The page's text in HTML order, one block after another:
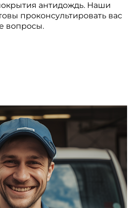
антидождь. Наши
проконсультировать вас
вопросы.